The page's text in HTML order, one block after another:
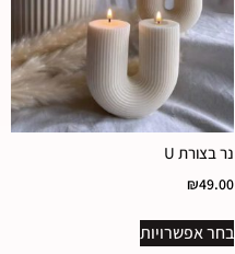
נר בצורת U
₪49.00
בחר אפשרויות